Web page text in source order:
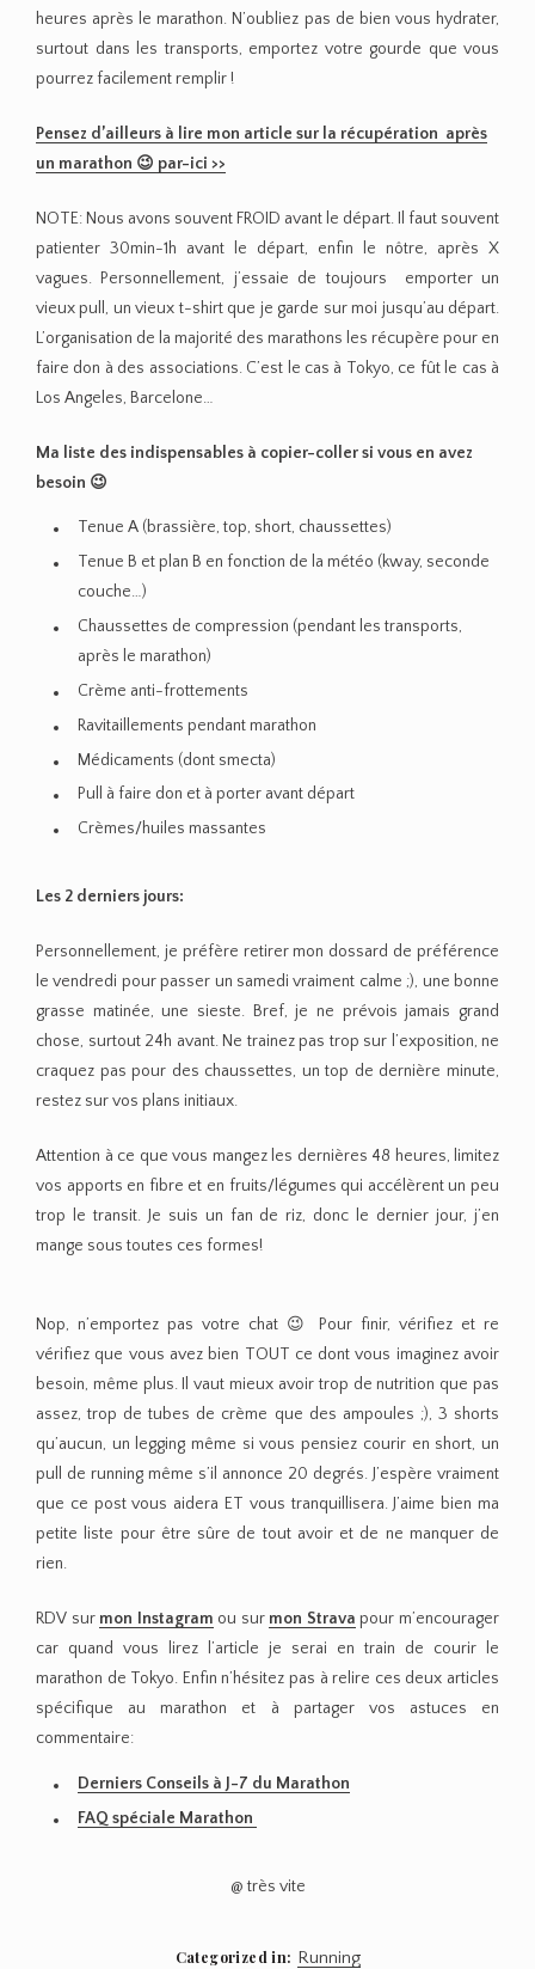
heures après le marathon. N’oubliez pas de bien vous hydrater,
surtout dans les transports, emportez votre gourde que vous
pourrez facilement remplir !
Pensez d’ailleurs à lire mon article sur la récupération après
un marathon 😉 par-ici >>
NOTE: Nous avons souvent FROID avant le départ. Il faut souvent
patienter 30min-1h avant le départ, enfin le nôtre, après X
vagues. Personnellement, j’essaie de toujours emporter un
vieux pull, un vieux t-shirt que je garde sur moi jusqu’au départ.
L’organisation de la majorité des marathons les récupère pour en
faire don à des associations. C’est le cas à Tokyo, ce fût le cas à
Los Angeles, Barcelone…
Ma liste des indispensables à copier-coller si vous en avez
besoin 😉
Tenue A (brassière, top, short, chaussettes)
Tenue B et plan B en fonction de la météo (kway, seconde
couche…)
Chaussettes de compression (pendant les transports,
après le marathon)
Crème anti-frottements
Ravitaillements pendant marathon
Médicaments (dont smecta)
Pull à faire don et à porter avant départ
Crèmes/huiles massantes
Les 2 derniers jours:
Personnellement, je préfère retirer mon dossard de préférence
le vendredi pour passer un samedi vraiment calme ;), une bonne
grasse matinée, une sieste. Bref, je ne prévois jamais grand
chose, surtout 24h avant. Ne trainez pas trop sur l’exposition, ne
craquez pas pour des chaussettes, un top de dernière minute,
restez sur vos plans initiaux.
Attention à ce que vous mangez les dernières 48 heures, limitez
vos apports en fibre et en fruits/légumes qui accélèrent un peu
trop le transit. Je suis un fan de riz, donc le dernier jour, j’en
mange sous toutes ces formes!
Nop, n’emportez pas votre chat 😉 Pour finir, vérifiez et re
vérifiez que vous avez bien TOUT ce dont vous imaginez avoir
besoin, même plus. Il vaut mieux avoir trop de nutrition que pas
assez, trop de tubes de crème que des ampoules ;), 3 shorts
qu’aucun, un legging même si vous pensiez courir en short, un
pull de running même s’il annonce 20 degrés. J’espère vraiment
que ce post vous aidera ET vous tranquillisera. J’aime bien ma
petite liste pour être sûre de tout avoir et de ne manquer de
rien.
RDV sur mon Instagram ou sur mon Strava pour m’encourager
car quand vous lirez l’article je serai en train de courir le
marathon de Tokyo. Enfin n’hésitez pas à relire ces deux articles
spécifique au marathon et à partager vos astuces en
commentaire:
Derniers Conseils à J-7 du Marathon
FAQ spéciale Marathon
@ très vite
Categorized in: Running